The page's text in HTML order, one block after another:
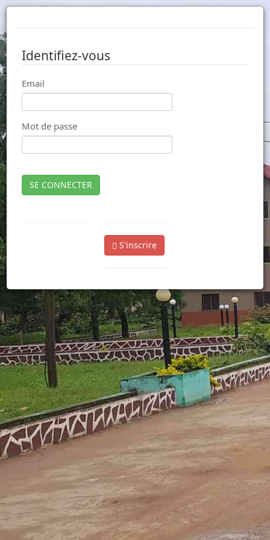
Identifiez-vous
Email
Mot de passe
SE CONNECTER
S'inscrire